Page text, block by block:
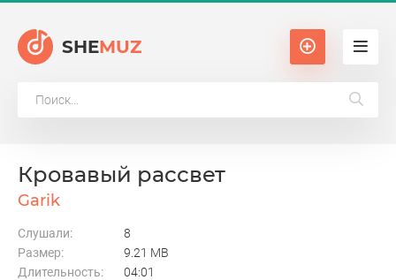
SHEMUZ
Кровавый рассвет
Garik
Слушали:
8
Размер:
9.21 MB
Длительность:
04:01